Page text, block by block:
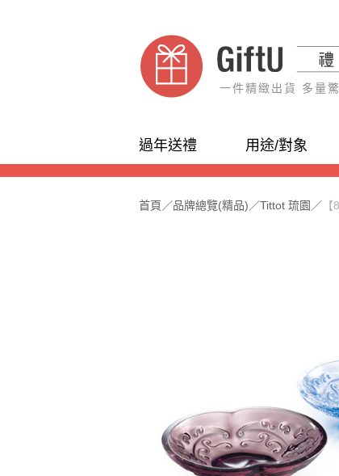
一件精緻出貨 多量
過年送禮 用途/對象
首頁 ／品牌總覽(精品) ／Tittot 琉園 ／